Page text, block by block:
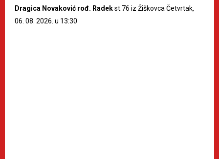
Dragica Novaković rođ. Radekst.76 iz Žiškovca Četvrtak,
06. 08. 2026. u 13:30